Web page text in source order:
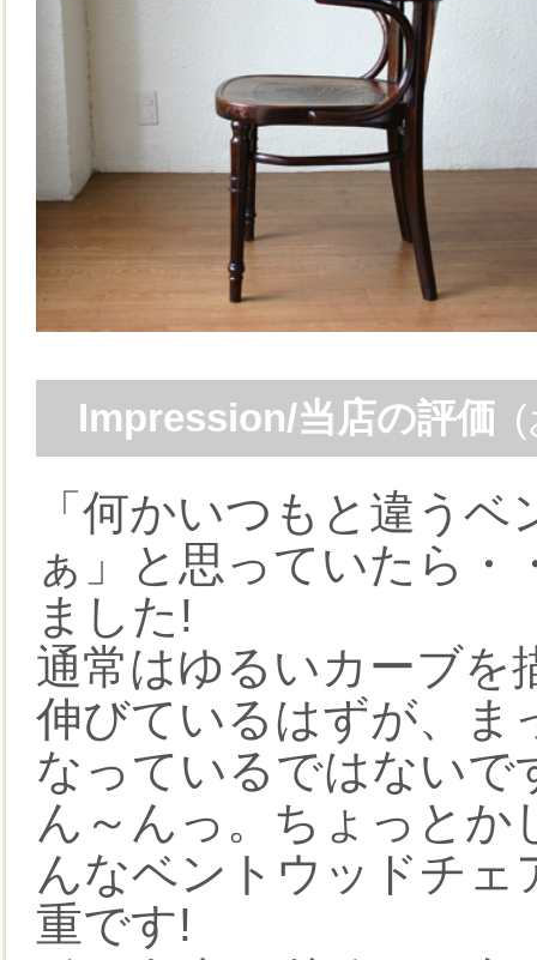
Impression/当店の評価
「何かいつもと違う
ぁ」と思っていたら・
ました!
通常はゆるいカーブを
伸びているはずが、ま
なっているではないで
ん～んっ。ちょっとか
んなベントウッドチ
重です!